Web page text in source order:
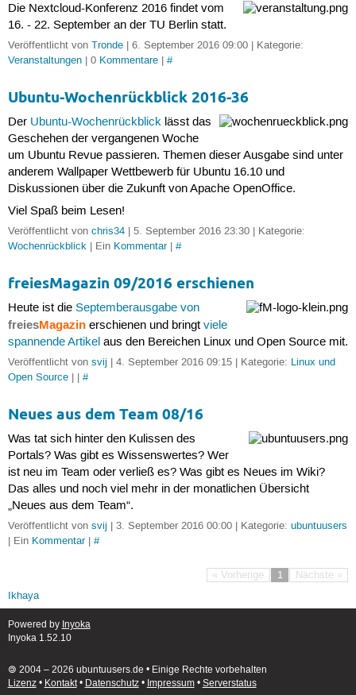
Die Nextcloud-Konferenz 2016 findet vom
16. - 22. September an der TU Berlin statt.
Veröffentlicht von Tronde| 6. September 2016 09:00 | Kategorie:
Veranstaltungen| 0 Kommentare| #
Ubuntu-Wochenrückblick 2016-36
Der Ubuntu-Wochenrückblicklässt das
Geschehen der vergangenen Woche
um Ubuntu Revue passieren. Themen dieser Ausgabe sind unter
anderem Wallpaper Wettbewerb für Ubuntu 16.10 und
Diskussionen über die Zukunft von Apache OpenOffice.
Viel Spaß beim Lesen!
Veröffentlicht von chris34| 5. September 2016 23:30 | Kategorie:
Wochenrückblick| Ein Kommentar| #
freiesMagazin 09/2016 erschienen
Heute ist die Septemberausgabe von
freiesMagazinerschienen und bringt viele
spannende Artikelaus den Bereichen Linux und Open Source mit.
Veröffentlicht von svij | 4. September 2016 09:15 | Kategorie: Linux und
Open Source| | #
Neues aus dem Team 08/16
Was tat sich hinter den Kulissen des
Portals? Was gibt es Wissenswertes? Wer
ist neu im Team oder verließ es? Was gibt es Neues im Wiki?
Das alles und noch viel mehr in der monatlichen Übersicht
„Neues aus dem Team“.
Veröffentlicht von svij | 3. September 2016 00:00 | Kategorie: ubuntuusers
| Ein Kommentar| #
« Vorherige 1 Nächste »
Ikhaya
Powered by Inyoka
Inyoka 1.52.10
🄯 2004 – 2026 ubuntuusers.de • Einige Rechte vorbehalten
Lizenz• Kontakt• Datenschutz• Impressum• Serverstatus